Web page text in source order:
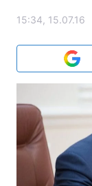
15:34, 15.07.16